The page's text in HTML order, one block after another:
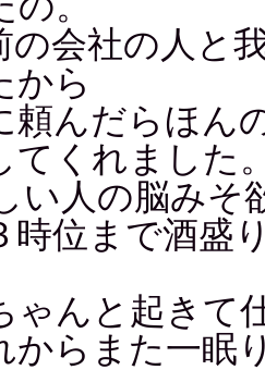
の会社の人と
から
頼んだらほん
てくれました
い人の脳みそ
時位まで酒盛
ゃんと起きて
からまた一眠